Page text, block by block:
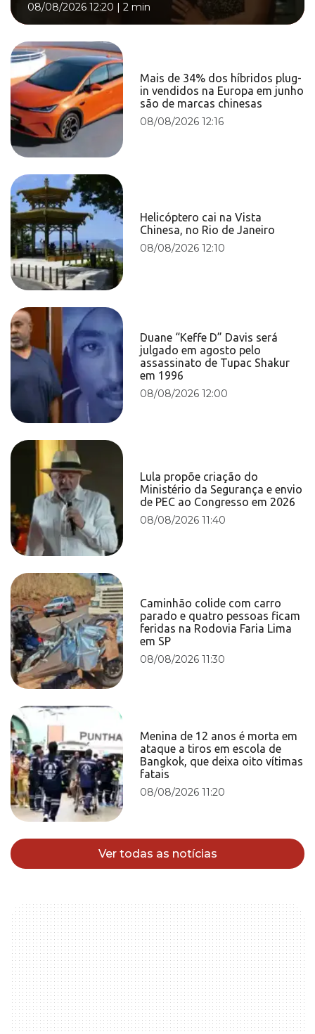
08/08/2026 12:20 | 2 min
Mais de 34% dos híbridos plug-
in vendidos na Europa em junho
são de marcas chinesas
08/08/2026 12:16
Helicóptero cai na Vista
Chinesa, no Rio de Janeiro
08/08/2026 12:10
Duane “Keffe D” Davis será
julgado em agosto pelo
assassinato de Tupac Shakur
em 1996
08/08/2026 12:00
Lula propõe criação do
Ministério da Segurança e envio
de PEC ao Congresso em 2026
08/08/2026 11:40
Caminhão colide com carro
parado e quatro pessoas ficam
feridas na Rodovia Faria Lima
em SP
08/08/2026 11:30
Menina de 12 anos é morta em
ataque a tiros em escola de
Bangkok, que deixa oito vítimas
fatais
08/08/2026 11:20
Ver todas as notícias